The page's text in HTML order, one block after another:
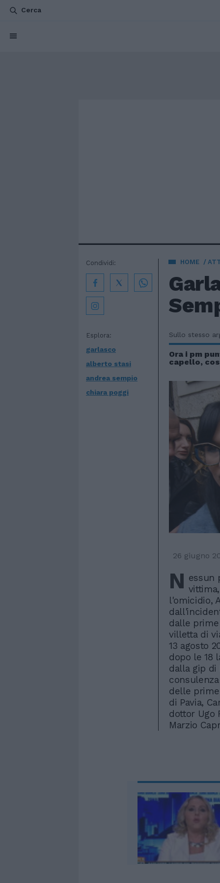
Cerca
HOME
Esplora:
garlasco
alberto stasi
andrea sempio
chiara poggi
Condividi:
Sullo stesso
Ora i pm
capello,
26 giugno
N essun
l'omicidio,
dalle
villetta di
13 agosto
dopo le 18
dalla gip di
delle
di Pavia,
dottor Ugo
Marzio